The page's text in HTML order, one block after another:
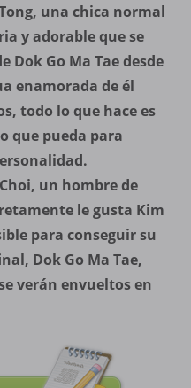
una chica normal
y adorable que se
Dok Go Ma Tae desde
enamorada de él
todo lo que hace es
que pueda para
un hombre de
le gusta Kim
para conseguir su
Dok Go Ma Tae,
verán envueltos en